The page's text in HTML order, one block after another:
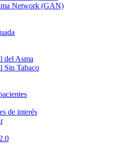
Network (GAN)
del Asma
Sin Tabaco
de interés